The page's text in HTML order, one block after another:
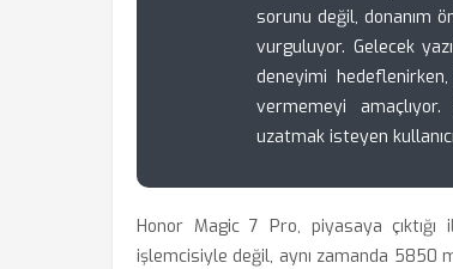
sorunu değil, donanım
vurguluyor. Gelecek
deneyimi
vermemeyi
uzatmak isteyen
Honor Magic 7 Pro, piyasaya
işlemcisiyle değil, aynı zamanda 5850